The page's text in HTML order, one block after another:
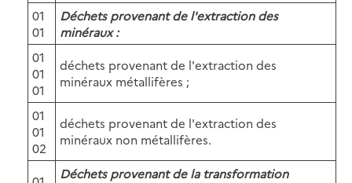
01
01
Déchets provenant de l'extraction des
minéraux :
01
01
01
déchets provenant de l'extraction des
minéraux métallifères ;
01
01
02
déchets provenant de l'extraction des
minéraux non métallifères.
Déchets provenant de la transformation